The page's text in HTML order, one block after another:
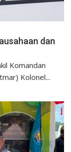
dan
Komandan
Kolonel...